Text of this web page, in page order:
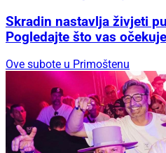
Skradin nastavlja živjeti
Pogledajte što vas
Ove subote u Primoštenu